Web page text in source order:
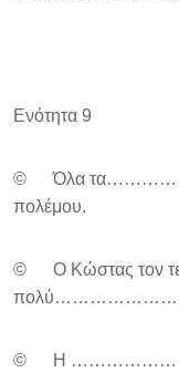
Ενότητα 9
© Όλα
πολέμου.
© Ο Κώστας τον
© Η